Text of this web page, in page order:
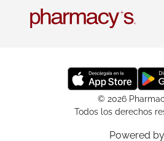
© 2026
Todos los derechos
Powered